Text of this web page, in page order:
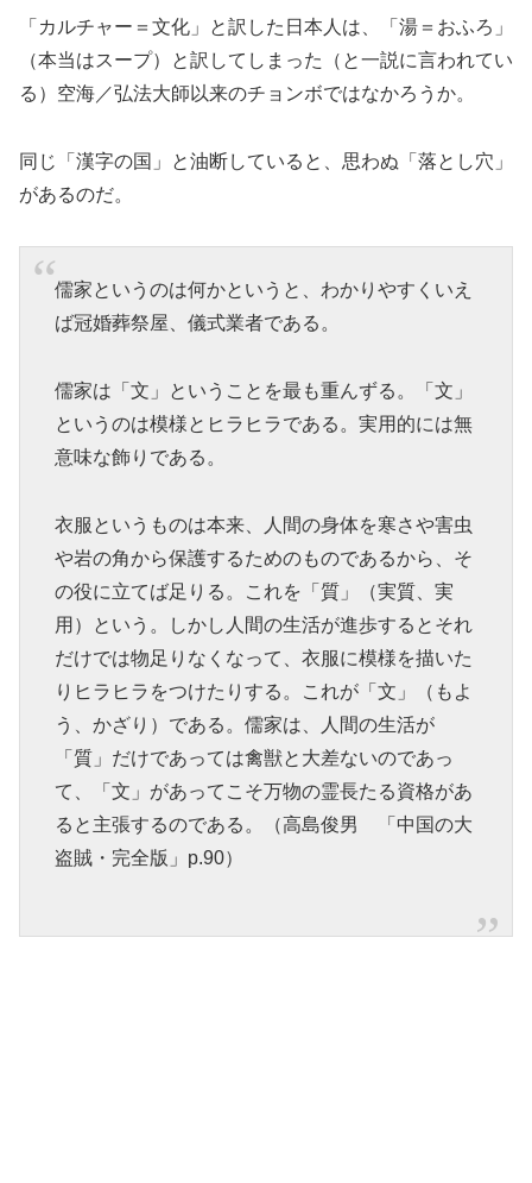
「カルチャー＝文化」と訳した日本人は、「湯＝おふろ」
（本当はスープ）と訳してしまった（と一説に言われてい
る）空海／弘法大師以来のチョンボではなかろうか。
同じ「漢字の国」と油断していると、思わぬ「落とし穴」
があるのだ。
儒家というのは何かというと、わかりやすくいえ
ば冠婚葬祭屋、儀式業者である。
儒家は「文」ということを最も重んずる。「文」
というのは模様とヒラヒラである。実用的には無
意味な飾りである。
衣服というものは本来、人間の身体を寒さや害虫
や岩の角から保護するためのものであるから、そ
の役に立てば足りる。これを「質」（実質、実
用）という。しかし人間の生活が進歩するとそれ
だけでは物足りなくなって、衣服に模様を描いた
りヒラヒラをつけたりする。これが「文」（もよ
う、かざり）である。儒家は、人間の生活が
「質」だけであっては禽獣と大差ないのであっ
て、「文」があってこそ万物の霊長たる資格があ
ると主張するのである。（高島俊男 「中国の大
盗賊・完全版」p.90）